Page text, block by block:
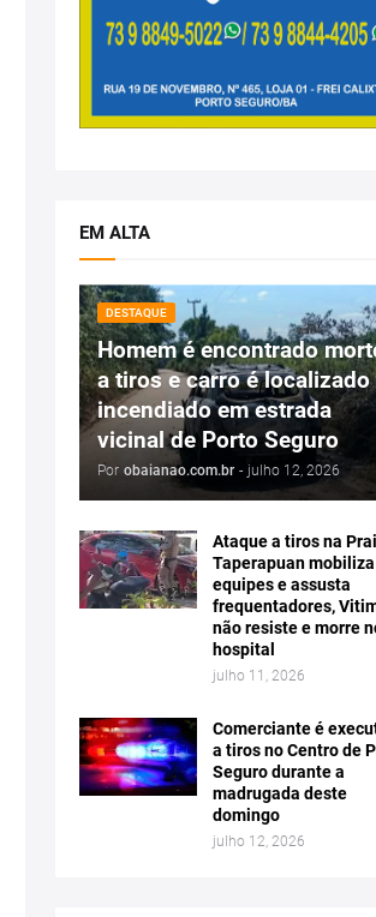
EM ALTA
DESTAQUE
Homem é encontrado
a tiros e carro é localizado
incendiado em estrada
vicinal de Porto Seguro
Por obaianao.com.br - julho 12, 2026
Ataque a tiros na
Taperapuan mobiliza
equipes e assusta
frequentadores,
não resiste e morre
hospital
julho 11, 2026
Comerciante é
a tiros no Centro de
Seguro durante a
madrugada deste
domingo
julho 12, 2026